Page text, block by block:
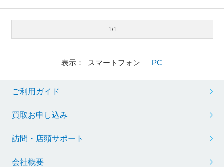
1/1
表示： スマートフォン ｜ PC
ご利用ガイド
買取お申し込み
訪問・店頭サポート
会社概要